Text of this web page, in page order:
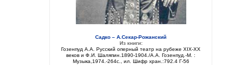
Садко – А.Секар-Рожанский
Из книги:
Гозенпуд А.А. Русский оперный театр на рубеже XIX-XX
веков и Ф.И. Шаляпин.1890-1904./А.А. Гозенпуд.-М. :
Музыка,1974.-264с., ил. Шифр хран.:792.4 Г-56